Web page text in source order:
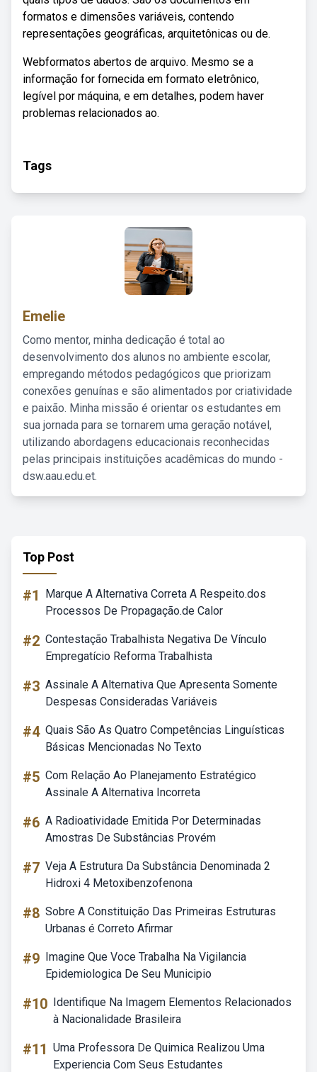
formatos e dimensões variáveis, contendo
representações geográficas, arquitetônicas ou de.
Webformatos abertos de arquivo. Mesmo se a
informação for fornecida em formato eletrônico,
legível por máquina, e em detalhes, podem haver
problemas relacionados ao.
Tags
Emelie
Como mentor, minha dedicação é total ao
desenvolvimento dos alunos no ambiente escolar,
empregando métodos pedagógicos que priorizam
conexões genuínas e são alimentados por criatividade
e paixão. Minha missão é orientar os estudantes em
sua jornada para se tornarem uma geração notável,
utilizando abordagens educacionais reconhecidas
pelas principais instituições acadêmicas do mundo -
dsw.aau.edu.et.
Top Post
#1
Marque A Alternativa Correta A Respeito.dos
Processos De Propagação.de Calor
#2 Contestação Trabalhista Negativa De Vínculo
Empregatício Reforma Trabalhista
#3 Assinale A Alternativa Que Apresenta Somente
Despesas Consideradas Variáveis
#4 Quais São As Quatro Competências Linguísticas
Básicas Mencionadas No Texto
#5 Com Relação Ao Planejamento Estratégico
Assinale A Alternativa Incorreta
#6 A Radioatividade Emitida Por Determinadas
Amostras De Substâncias Provém
#7 Veja A Estrutura Da Substância Denominada 2
Hidroxi 4 Metoxibenzofenona
#8 Sobre A Constituição Das Primeiras Estruturas
Urbanas é Correto Afirmar
#9 Imagine Que Voce Trabalha Na Vigilancia
Epidemiologica De Seu Municipio
#10 Identifique Na Imagem Elementos Relacionados
à Nacionalidade Brasileira
#11 Uma Professora De Quimica Realizou Uma
Experiencia Com Seus Estudantes